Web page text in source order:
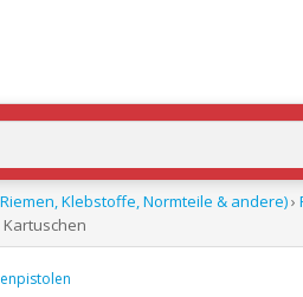
Klebstoffe, Normteile & andere)›
Kartuschen